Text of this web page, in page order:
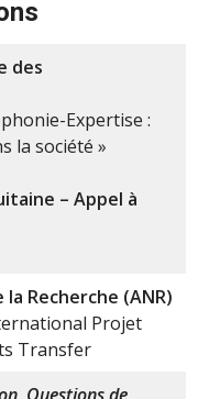
des
Expertise :
la société »
– Appel à
Recherche (ANR)
Projet
Transfer